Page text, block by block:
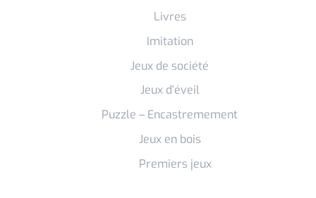
Livres
Imitation
Jeux de société
Jeux d’éveil
Puzzle – Encastremement
Jeux en bois
Premiers jeux